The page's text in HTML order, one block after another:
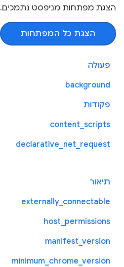
הצגת מפתחות מניפסט נתמכים.
הצגת כל המפתחות
פעולה
background
פקודות
content_scripts
declarative_net_request
תיאור
externally_connectable
host_permissions
manifest_version
minimum_chrome_version